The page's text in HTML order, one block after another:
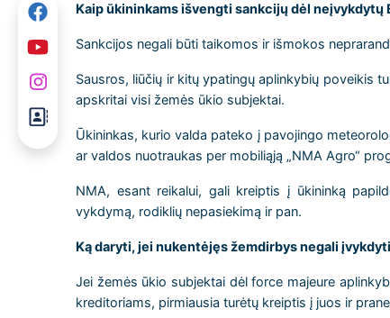
Kaip ūkininkams išvengti sankcijų dėl neįvykdytų
Sankcijos negali būti taikomos ir išmokos
Sausros, liūčių ir kitų ypatingų aplinkybių poveikis
apskritai visi žemės ūkio subjektai.
Ūkininkas, kurio valda pateko į pavojingo
ar valdos nuotraukas per mobiliąją „NMA Agro“
NMA, esant reikalui, gali kreiptis į ūkininką
vykdymą, rodiklių nepasiekimą ir pan.
Ką daryti, jei nukentėjęs žemdirbys negali
Jei žemės ūkio subjektai dėl force majeure
kreditoriams, pirmiausia turėtų kreiptis į juos ir